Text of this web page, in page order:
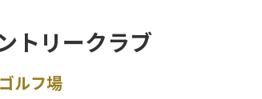
トリークラブ
ルフ場